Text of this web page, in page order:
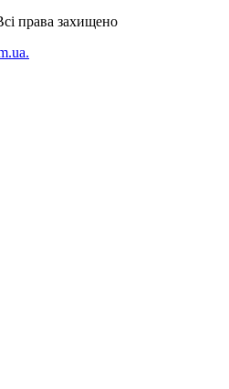
права захищено
.